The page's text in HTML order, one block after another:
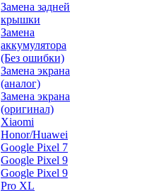
Замена задней
крышки
Замена
аккумулятора
(Без ошибки)
Замена экрана
(аналог)
Замена экрана
(оригинал)
Xiaomi
Honor/Huawei
Google Pixel 7
Google Pixel 9
Google Pixel 9
Pro XL